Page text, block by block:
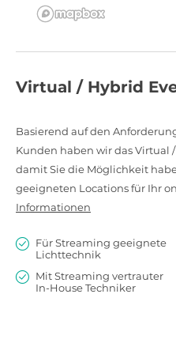
Virtual / Hybrid
Basierend auf den
Kunden haben wir das Virtual
damit Sie die Möglichkeit
geeigneten Locations für Ihr
Informationen
Für Streaming geeignete
Lichttechnik
Mit Streaming vertrauter
In-House Techniker